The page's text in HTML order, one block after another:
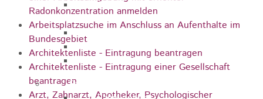
Ökumenische Nachbarschaftshilfe
Heubach
Seniorenwohnanlage Haus Hohgarten
Bischof Sproll Haus
Familie
Radonkonzentration anmelden
Arbeitsplatzsuche im Anschluss an Aufenthalte im
Bundesgebiet
Architektenliste - Eintragung beantragen
Architektenliste - Eintragung einer Gesellschaft
beantragen
Arzt, Zahnarzt, Apotheker, Psychologischer